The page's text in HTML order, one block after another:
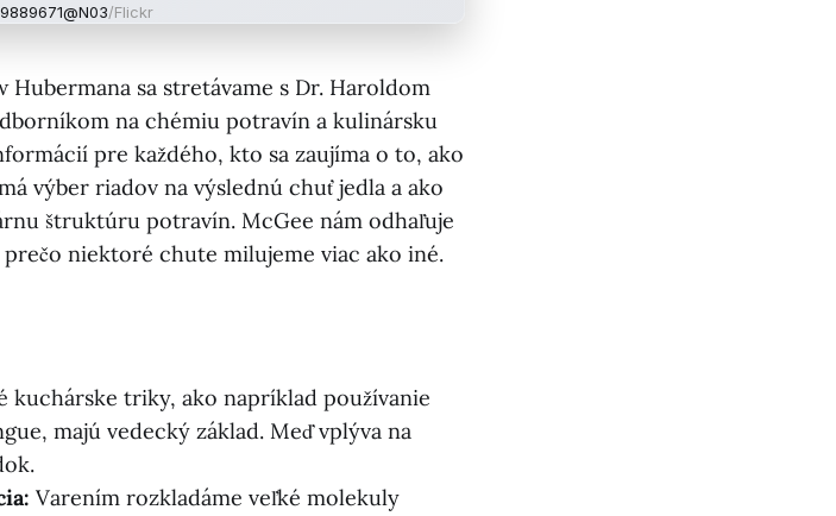
/Flickr
sa stretávame s Dr. Haroldom
na chémiu potravín a kulinársku
pre každého, kto sa zaujíma o to, ako
výber riadov na výslednú chuť jedla a ako
štruktúru potravín. McGee nám odhaľuje
niektoré chute milujeme viac ako iné.
kuchárske triky, ako napríklad používanie
majú vedecký základ. Meď vplýva na
Varením rozkladáme veľké molekuly